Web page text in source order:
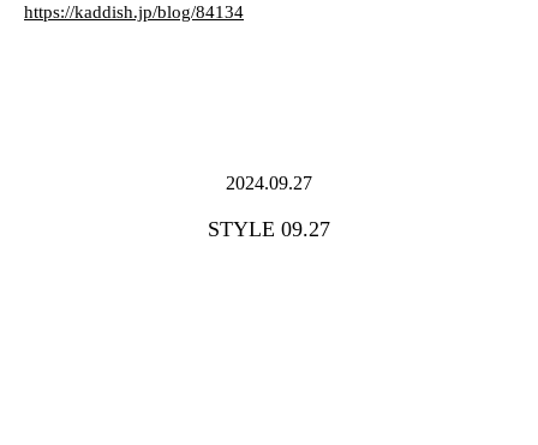
https://kaddish.jp/blog/84134
2024.09.27
STYLE 09.27